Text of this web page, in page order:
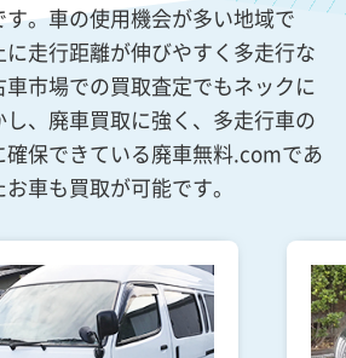
。車の使用機会が多い地域で
走行距離が伸びやすく多走行な
市場での買取査定でもネックに
、廃車買取に強く、多走行車の
保できている廃車無料.comであ
車も買取が可能です。